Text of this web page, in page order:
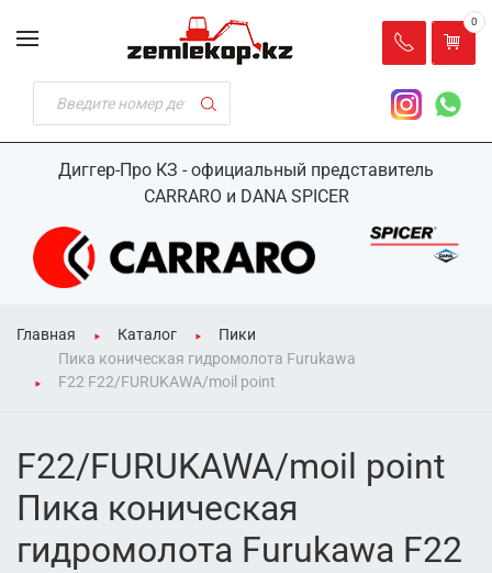
Диггер-Про КЗ - официальный представитель
CARRARO и DANA SPICER
0
Главная Каталог
Пики
Пика коническая гидромолота Furukawa
F22 F22/FURUKAWA/moil point
F22/FURUKAWA/moil point
Пика коническая
гидромолота Furukawa F22